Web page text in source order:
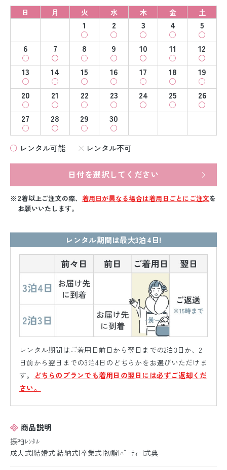
日 月 火 水 木 金 土
1 2 3 4
5
6
7 8 9 10 11
12
13
14 15 16 17 18
19
20
21 22 23 24 25
26
27
28 29 30
レンタル可能 レンタル不可
日付を選択してください
2着以上ご注文の際、 着用日が異なる場合は着用日ごとにご注文を
お願いいたします。
レンタル期間は最大3泊4日!
レンタル期間はご着用日前日から翌日までの2泊3日か、2
日前から翌日までの3泊4日のどちらかをお選びいただけま
す。
どちらのプランでも着用日の翌日には必ずご返却くだ
さい。
商品説明
振袖ﾚﾝﾀﾙ
成人式|結婚式|結納式|卒業式|初詣|ﾊﾟｰﾃｨｰ|式典